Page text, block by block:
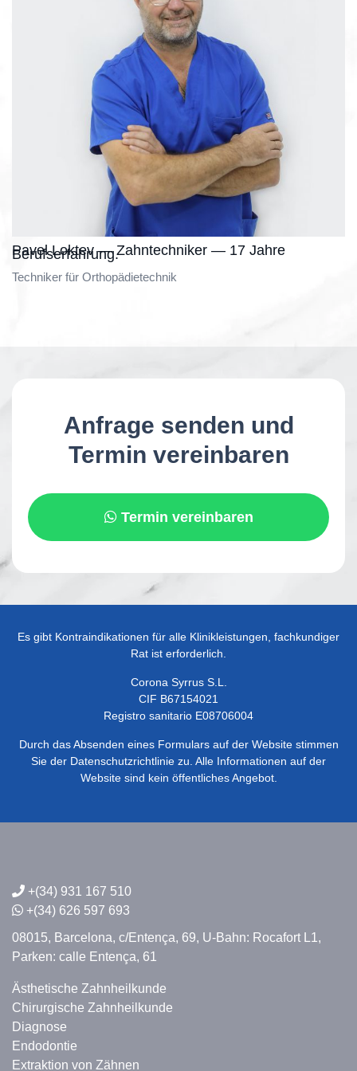
Pavel Loktev — Zahntechniker — 17 Jahre
Berufserfahrung.
Techniker für Orthopädietechnik
Anfrage senden und
Termin vereinbaren
Termin vereinbaren
Es gibt Kontraindikationen für alle Klinikleistungen, fachkundiger
Rat ist erforderlich.
Corona Syrrus S.L.
CIF B67154021
Registro sanitario E08706004
Durch das Absenden eines Formulars auf der Website stimmen
Sie der Datenschutzrichtlinie zu. Alle Informationen auf der
Website sind kein öffentliches Angebot.
+(34) 931 167 510
+(34) 626 597 693
08015, Barcelona, c/Entença, 69, U-Bahn: Rocafort L1,
Parken: calle Entença, 61
Ästhetische Zahnheilkunde
Chirurgische Zahnheilkunde
Diagnose
Endodontie
Extraktion von Zähnen